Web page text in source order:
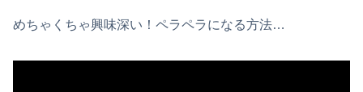
めちゃくちゃ興味深い！ペラペラになる方法…